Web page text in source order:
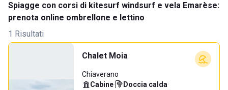
Spiagge con corsi di kitesurf windsurf e vela Emarèse:
prenota online ombrellone e lettino
1 Risultati
Chalet Moia
Chiaverano
Cabine· Doccia calda·